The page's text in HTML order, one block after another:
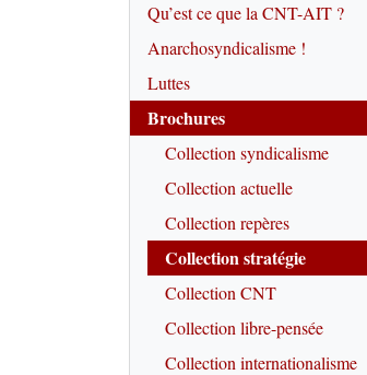
Qu’est ce que la CNT-AIT ?
Anarchosyndicalisme !
Luttes
Brochures
Collection syndicalisme
Collection actuelle
Collection repères
Collection stratégie
Collection CNT
Collection libre-pensée
Collection internationalisme